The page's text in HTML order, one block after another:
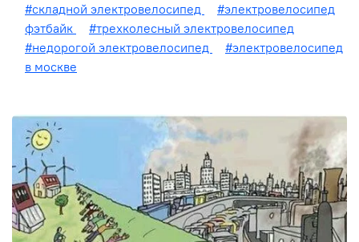
#складной электровелосипед
#электровелосипед
фэтбайк
#трехколесный электровелосипед
#недорогой электровелосипед
#электровелосипед
в москве